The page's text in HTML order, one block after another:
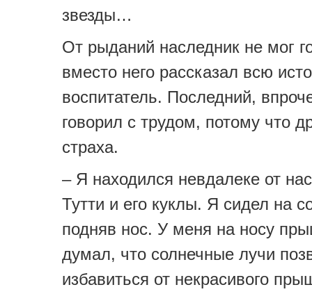
звезды…
От рыданий наследник не мог
вместо него рассказал всю
воспитатель. Последний,
говорил с трудом, потому что
страха.
– Я находился невдалеке от
Тутти и его куклы. Я сидел на
подняв нос. У меня на носу
думал, что солнечные лучи
избавиться от некрасивого